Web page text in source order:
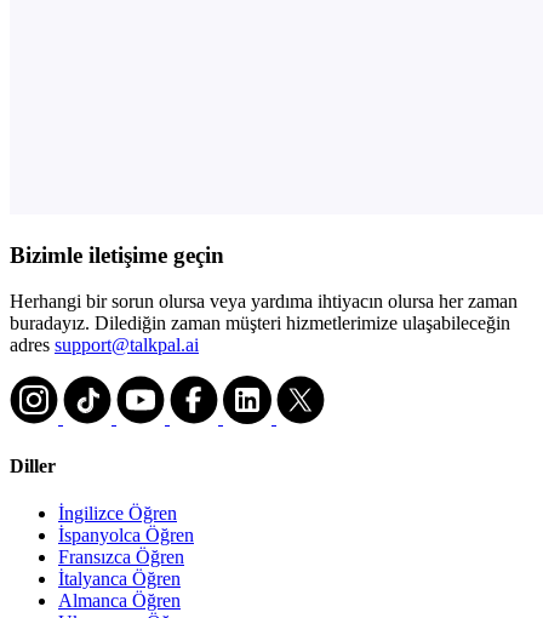
Bizimle iletişime geçin
Herhangi bir sorun olursa veya yardıma ihtiyacın olursa her zaman
buradayız. Dilediğin zaman müşteri hizmetlerimize ulaşabileceğin
adres support@talkpal.ai
Diller
İngilizce Öğren
İspanyolca Öğren
Fransızca Öğren
İtalyanca Öğren
Almanca Öğren